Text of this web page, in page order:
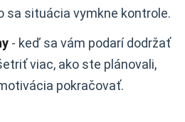
sa situácia vymkne kontrole.
- keď sa vám podarí dodržať
viac, ako ste plánovali,
pokračovať.